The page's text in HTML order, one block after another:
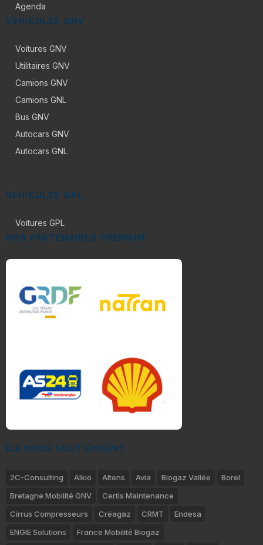
Agenda
VÉHICULES GNV
Voitures GNV
Utilitaires GNV
Camions GNV
Camions GNL
Bus GNV
Autocars GNV
Autocars GNL
VÉHICULES GPL
Voitures GPL
NOS PARTENAIRES PREMIUM
ILS NOUS SOUTIENNENT
2C-Consulting Alkio Altens Avia Biogaz Vallée
Borel
Bretagne Mobilité GNV
Certis Maintenance
Cirrus Compresseurs
Créagaz CRMT
Endesa
ENGIE Solutions
France Mobilité Biogaz